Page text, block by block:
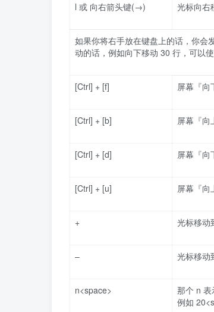
l 或 向右箭头键(→) 光标向右
如果你将右手放在键盘上的话，你会
动的话，例如向下移动 30 行，可以
[Ctrl] + [f] 屏幕『向
[Ctrl] + [b] 屏幕『向
[Ctrl] + [d] 屏幕『向
[Ctrl] + [u] 屏幕『向
+ 光标移动
– 光标移动
n<space>
那个 n 表
例如